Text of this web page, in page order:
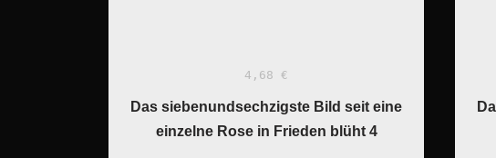
4,68 €
Das siebenundsechzigste Bild seit eine
einzelne Rose in Frieden blüht 4